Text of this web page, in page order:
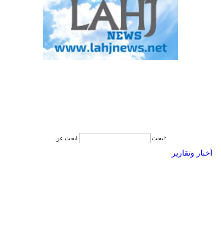
ابحث ابحث عن:
أخبار وتقارير